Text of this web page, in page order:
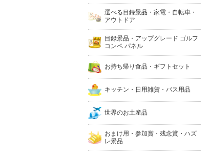
選べる目録景品・家電・自転車・
アウトドア
目録景品・アップグレード ゴルフ
コンペ パネル
お持ち帰り食品・ギフトセット
キッチン・日用雑貨・バス用品
世界のお土産品
おまけ用・参加賞・残念賞・ハズ
レ景品